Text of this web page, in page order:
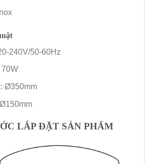
240V/50-60Hz
70W
Ø350mm
LẮP ĐẶT SẢN PHẨM